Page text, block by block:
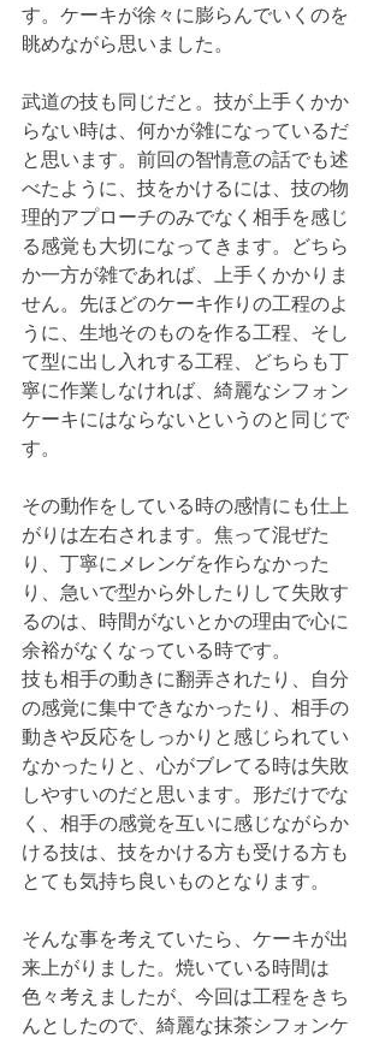
す。ケーキが徐々に膨らんでいくのを
眺めながら思いました。
武道の技も同じだと。技が上手くかか
らない時は、何かが雑になっているだ
と思います。前回の智情意の話でも述
べたように、技をかけるには、技の物
理的アプローチのみでなく相手を感じ
る感覚も大切になってきます。どちら
か一方が雑であれば、上手くかかりま
せん。先ほどのケーキ作りの工程のよ
うに、生地そのものを作る工程、そし
て型に出し入れする工程、どちらも丁
寧に作業しなければ、綺麗なシフォン
ケーキにはならないというのと同じで
す。
その動作をしている時の感情にも仕上
がりは左右されます。焦って混ぜた
り、丁寧にメレンゲを作らなかった
り、急いで型から外したりして失敗す
るのは、時間がないとかの理由で心に
余裕がなくなっている時です。
技も相手の動きに翻弄されたり、自分
の感覚に集中できなかったり、相手の
動きや反応をしっかりと感じられてい
なかったりと、心がブレてる時は失敗
しやすいのだと思います。形だけでな
く、相手の感覚を互いに感じながらか
ける技は、技をかける方も受ける方も
とても気持ち良いものとなります。
そんな事を考えていたら、ケーキが出
来上がりました。焼いている時間は
色々考えましたが、今回は工程をきち
んとしたので、綺麗な抹茶シフォンケ